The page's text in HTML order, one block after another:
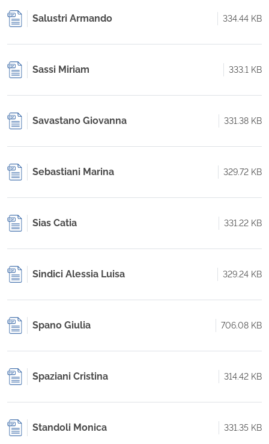
Salustri Armando 334.44 KB
Sassi Miriam 333.1 KB
Savastano Giovanna 331.38 KB
Sebastiani Marina 329.72 KB
Sias Catia 331.22 KB
Sindici Alessia Luisa 329.24 KB
Spano Giulia 706.08 KB
Spaziani Cristina 314.42 KB
Standoli Monica 331.35 KB